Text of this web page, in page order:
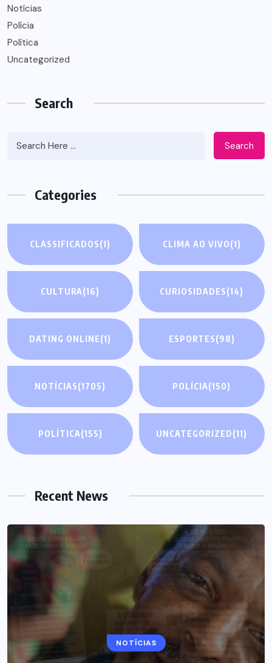
Notícias
Polícia
Política
Uncategorized
Search
Search
Categories
CLASSIFICADOS(1) CLIMA AO VIVO(1)
CULTURA(16) CURIOSIDADES(14)
DATING ONLINE(1) ESPORTES(98)
NOTÍCIAS(1705) POLÍCIA(150)
POLÍTICA(155) UNCATEGORIZED(11)
Recent News
NOTÍCIAS